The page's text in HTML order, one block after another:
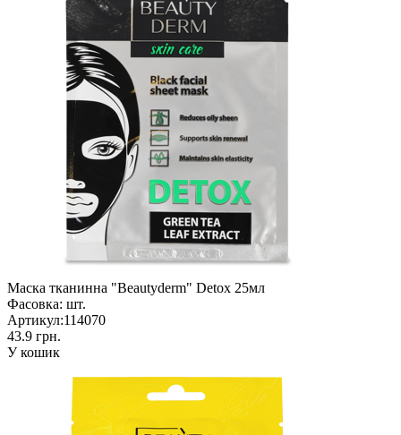
Маска тканинна "Beautyderm" Detox 25мл
Фасовка: шт.
Артикул:114070
43.9 грн.
У кошик